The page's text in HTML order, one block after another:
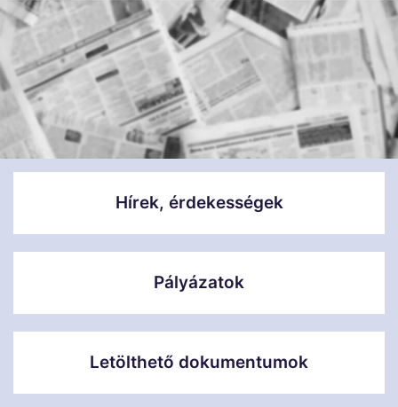
Hírek, érdekességek
Pályázatok
Letölthető dokumentumok